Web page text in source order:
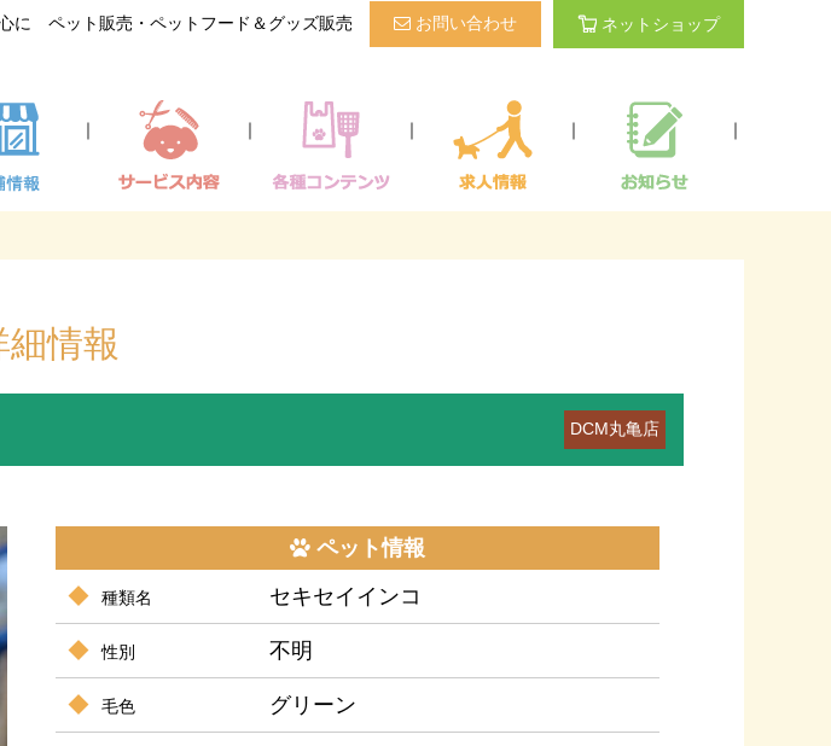
に ペット販売・ペットフード＆グッズ販売 お問い合わせ ネットショップ
｜ ｜ ｜ ｜ ｜
細情報
DCM丸亀店
ペット情報
種類名 セキセイインコ
性別 不明
毛色 グリーン